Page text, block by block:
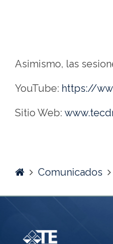
Asimismo, las
YouTube: https://
Sitio Web:
HomeComunicados